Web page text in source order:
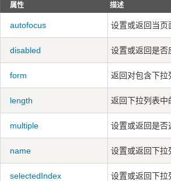
属性 描述
autofocus 设置或返回当页
disabled 设置或返回是否
form 返回对包含下拉
length 返回下拉列表中
multiple 设置或返回是否
name 设置或返回下拉
selectedIndex 设置或返回下拉